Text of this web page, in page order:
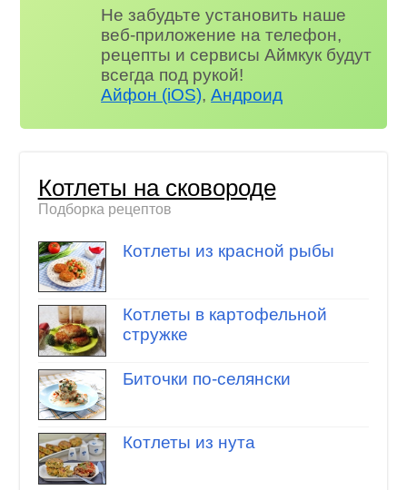
Не забудьте установить наше
веб-приложение на телефон,
рецепты и сервисы Аймкук будут
всегда под рукой!
Айфон (iOS),Андроид
Котлеты на сковороде
Подборка рецептов
Котлеты из красной рыбы
Котлеты в картофельной
стружке
Биточки по-селянски
Котлеты из нута